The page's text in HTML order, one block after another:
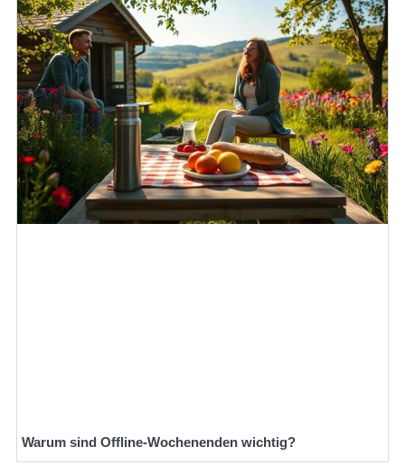
Warum sind Offline-Wochenenden wichtig?